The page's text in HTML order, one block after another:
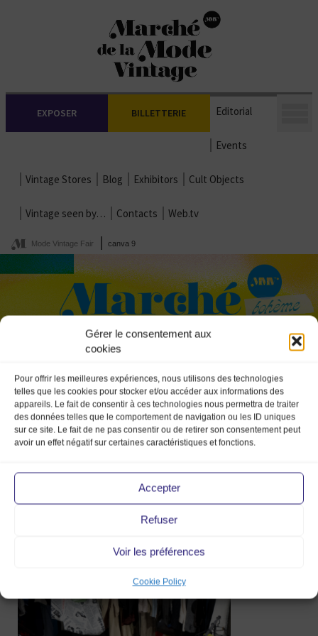
Gérer le consentement aux
cookies
Pour offrir les meilleures expériences, nous utilisons des technologies
telles que les cookies pour stocker et/ou accéder aux informations des
appareils. Le fait de consentir à ces technologies nous permettra de traiter
des données telles que le comportement de navigation ou les ID uniques
sur ce site. Le fait de ne pas consentir ou de retirer son consentement peut
avoir un effet négatif sur certaines caractéristiques et fonctions.
Accepter
Refuser
Voir les préférences
Cookie Policy
EXPOSER BILLETTERIE Editorial
Events
Vintage Stores Blog Exhibitors Cult Objects
Vintage seen by… Contacts Web.tv
Mode Vintage Fair canva 9